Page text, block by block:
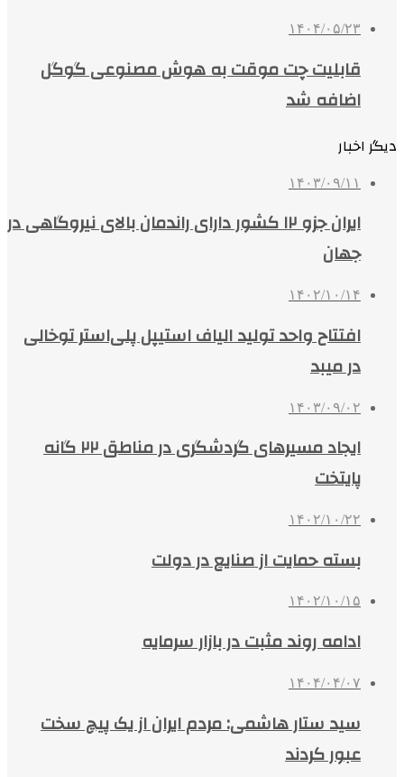
۱۴۰۴/۰۵/۲۳
قابلیت چت موقت به هوش مصنوعی گوگل
اضافه شد
دیگر اخبار
۱۴۰۳/۰۹/۱۱
ایران جزو ۱۲ کشور دارای راندمان بالای نیروگاهی در
جهان
۱۴۰۲/۱۰/۱۴
افتتاح واحد تولید الیاف استیپل پلی‌استر توخالی
در میبد
۱۴۰۳/۰۹/۰۲
ایجاد مسیرهای گردشگری در مناطق ۲۲ گانه
پایتخت
۱۴۰۲/۱۰/۲۲
بسته حمایت از صنایع در دولت
۱۴۰۲/۱۰/۱۵
ادامه روند مثبت در بازار سرمایه
۱۴۰۴/۰۴/۰۷
سید ستار هاشمی: مردم ایران از یک پیچ سخت
عبور کردند